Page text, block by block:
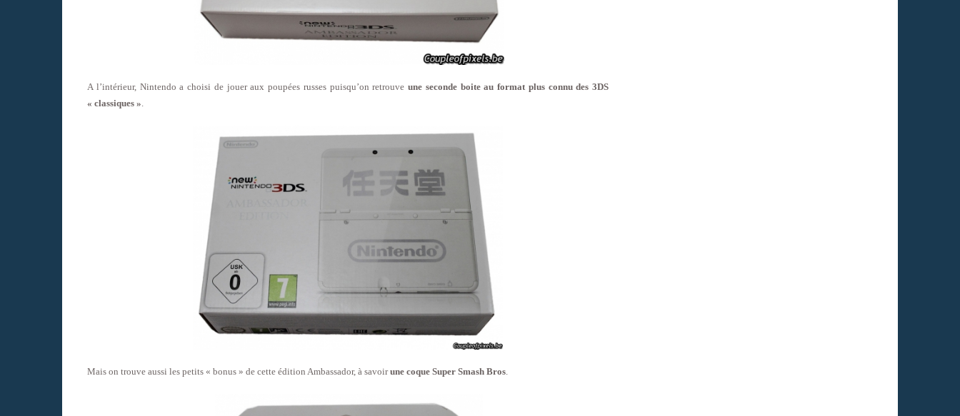
A l’intérieur, Nintendo a choisi de jouer aux poupées russes puisqu’on retrouve une seconde boite au format plus connu des 3DS
« classiques ».
Mais on trouve aussi les petits « bonus » de cette édition Ambassador, à savoirune coque Super Smash Bros.